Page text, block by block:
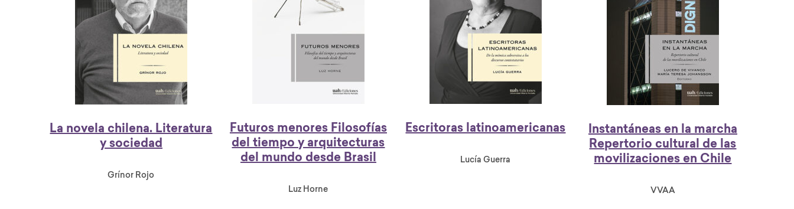
La novela chilena. Literatura
y sociedad
Grínor Rojo
Futuros menores Filosofías
del tiempo y arquitecturas
del mundo desde Brasil
Luz Horne
Escritoras latinoamericanas
Lucía Guerra
Instantáneas en la marcha
Repertorio cultural de las
movilizaciones en Chile
VVAA